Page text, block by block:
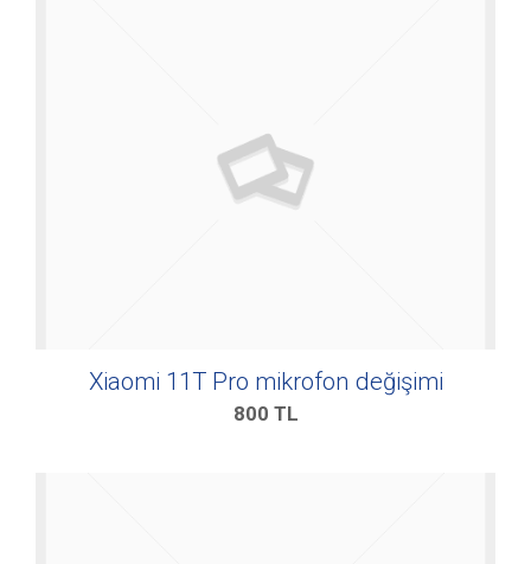
Xiaomi 11T Pro mikrofon değişimi
800 TL